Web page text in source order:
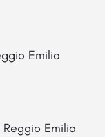
Emilia
Emilia